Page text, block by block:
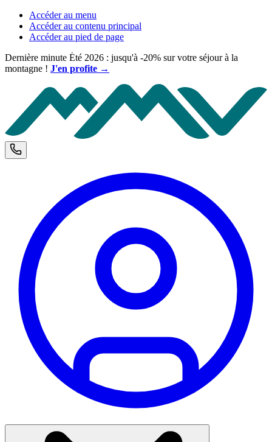
Accéder au menu
Accéder au contenu principal
Accéder au pied de page
Dernière minute Été 2026 : jusqu'à -20% sur votre séjour à la
montagne ! J'en profite →
Téléphone et horaires d'ouverture